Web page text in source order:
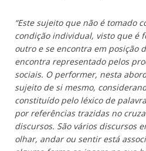
“Este sujeito que não é tomado
condição individual, visto que é
outro e se encontra em posição
encontra representado pelos
sociais. O performer, nesta
sujeito de si mesmo,
constituído pelo léxico de
por referências trazidas no
discursos. São vários discursos
olhar, andar ou sentir está